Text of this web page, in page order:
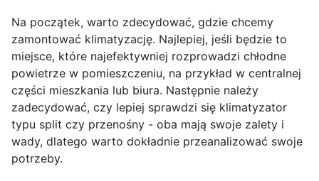
Na początek, warto zdecydować, gdzie chcemy
zamontować klimatyzację. Najlepiej, jeśli będzie to
miejsce, które najefektywniej rozprowadzi chłodne
powietrze w pomieszczeniu, na przykład w centralnej
części mieszkania lub biura. Następnie należy
zadecydować, czy lepiej sprawdzi się klimatyzator
typu split czy przenośny - oba mają swoje zalety i
wady, dlatego warto dokładnie przeanalizować swoje
potrzeby.